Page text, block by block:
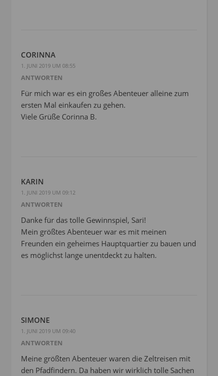
CORINNA
1. JUNI 2019 UM 08:55
ANTWORTEN
Für mich war es ein großes Abenteuer alleine zum
ersten Mal einkaufen zu gehen.
Viele Grüße Corinna B.
KARIN
1. JUNI 2019 UM 09:12
ANTWORTEN
Danke für das tolle Gewinnspiel, Sari!
Mein größtes Abenteuer war es mit meinen
Freunden ein geheimes Hauptquartier zu bauen und
es möglichst lange unentdeckt zu halten.
SIMONE
1. JUNI 2019 UM 09:40
ANTWORTEN
Meine größten Abenteuer waren die Zeltreisen mit
den Pfadfindern. Da haben wir wirklich tolle Sachen